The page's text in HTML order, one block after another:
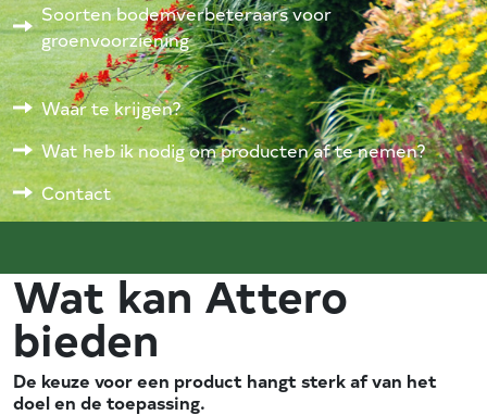
Soorten bodemverbeteraars voor
groenvoorziening
Waar te krijgen?
Wat heb ik nodig om producten af te nemen?
Contact
Wat kan Attero
bieden
De keuze voor een product hangt sterk af van het
doel en de toepassing.